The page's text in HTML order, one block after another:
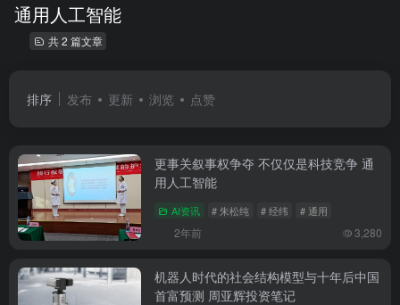
通用人工智能
共 2 篇文章
排序 发布 更新 浏览 点赞
更事关叙事权争夺 不仅仅是科技竞争 通
用人工智能
AI资讯 # 朱松纯 # 经纬 # 通用
2年前 3,280
机器人时代的社会结构模型与十年后中国
首富预测 周亚辉投资笔记